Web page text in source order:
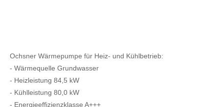
Ochsner Wärmepumpe für Heiz- und Kühlbetrieb:
- Wärmequelle Grundwasser
- Heizleistung 84,5 kW
- Kühlleistung 80,0 kW
- Energieeffizienzklasse A+++